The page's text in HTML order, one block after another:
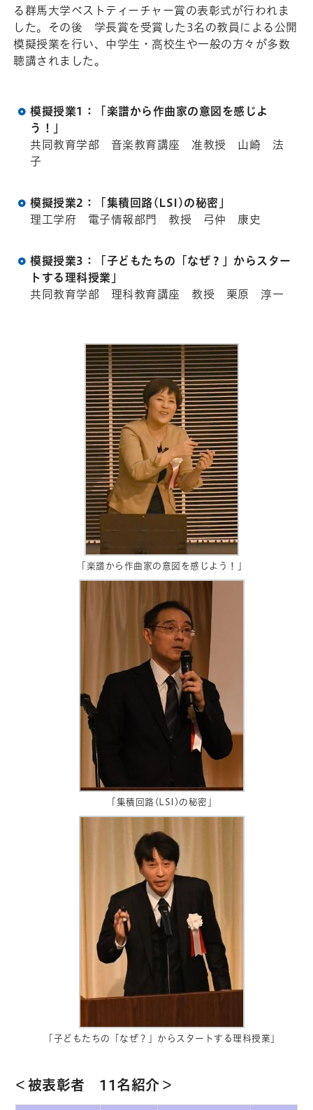
る群馬大学ベストティーチャー賞の表彰式が行われま
した。その後 学長賞を受賞した3名の教員による公開
模擬授業を行い、中学生・高校生や一般の方々が多数
聴講されました。
模擬授業1：「楽譜から作曲家の意図を感じよ
う！」
共同教育学部 音楽教育講座 准教授 山崎 法
子
模擬授業2：「集積回路(LSI)の秘密」
理工学府 電子情報部門 教授 弓仲 康史
模擬授業3：「子どもたちの「なぜ？」からスター
トする理科授業」
共同教育学部 理科教育講座 教授 栗原 淳一
「楽譜から作曲家の意図を感じよう！」
「集積回路(LSI)の秘密」
「子どもたちの「なぜ？」からスタートする理科授業」
＜被表彰者 11名紹介＞